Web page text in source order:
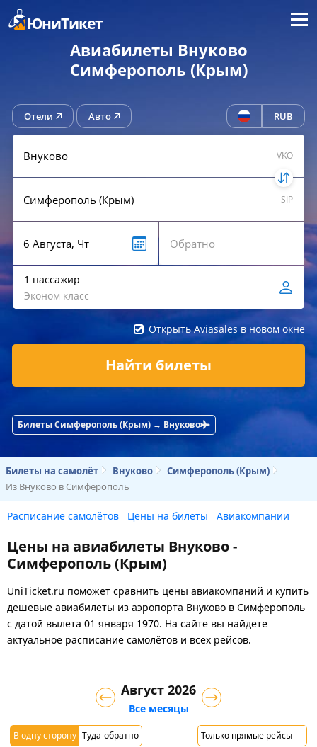
ЮниТикет Меню
Авиабилеты Внуково
Симферополь (Крым)
Отели Авто RUB
VKO
SIP
1 пассажир
Эконом класс
Открыть Aviasales в новом окне
Найти билеты
Билеты Симферополь (Крым) → Внуково
Билеты на самолёт Внуково
Симферополь (Крым)
Из Внуково в Симферополь
Расписание самолётов Цены на билеты Авиакомпании
Цены на авиабилеты Внуково -
Симферополь (Крым)
UniTicket.ru поможет сравнить цены авиакомпаний и купить
дешевые авиабилеты из аэропорта Внуково в Симферополь
с датой вылета 01 января 1970. На сайте вы найдёте
актуальное расписание самолётов и всех рейсов.
В одну сторону Туда-обратно Только прямые рейсы
Август 2026
Все месяцы